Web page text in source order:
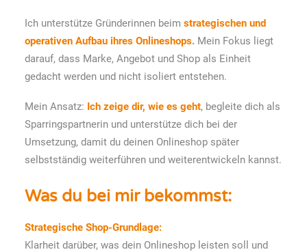
Ich unterstütze Gründerinnen beim strategischen und
operativen Aufbau ihres Onlineshops. Mein Fokus liegt
darauf, dass Marke, Angebot und Shop als Einheit
gedacht werden und nicht isoliert entstehen.
Mein Ansatz: Ich zeige dir, wie es geht, begleite dich als
Sparringspartnerin und unterstütze dich bei der
Umsetzung, damit du deinen Onlineshop später
selbstständig weiterführen und weiterentwickeln kannst.
Was du bei mir bekommst:
Strategische Shop-Grundlage:
Klarheit darüber, was dein Onlineshop leisten soll und